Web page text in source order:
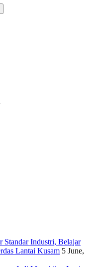
Standar Industri, Belajar
Lantai Kusam 5 June,